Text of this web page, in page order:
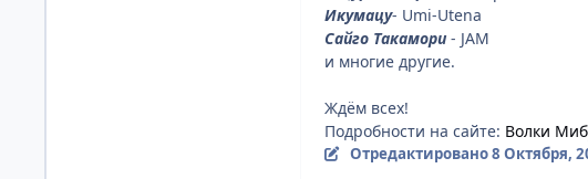
Икумацу- Umi-Utena
Сайго Такамори - JAM
и многие другие.
Ждём всех!
Подробности на сайте: Волки
Отредактировано8 Октября,